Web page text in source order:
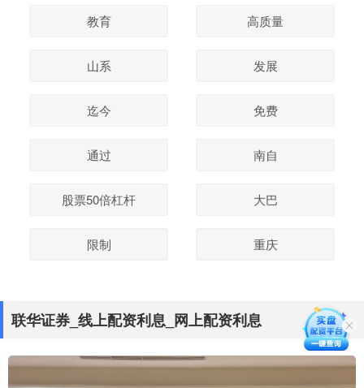
教育 高质量
山系 发展
迄今 免费
通过 南自
股票50倍杠杆 大巴
限制 重庆
联华证券_线上配资利息_网上配资利息